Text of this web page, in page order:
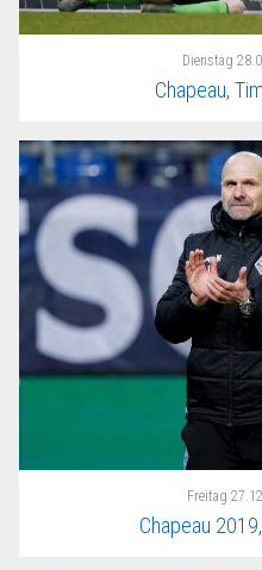
Dienstag
Chapeau,
Freitag
Chapeau